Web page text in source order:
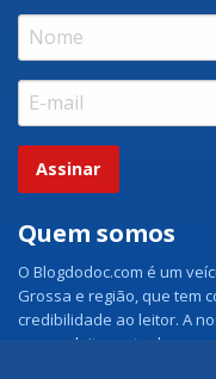
Assinar
Quem somos
O Blogdodoc.com é um
Grossa e região, que tem
credibilidade ao leitor. A
nossos leitores tenham